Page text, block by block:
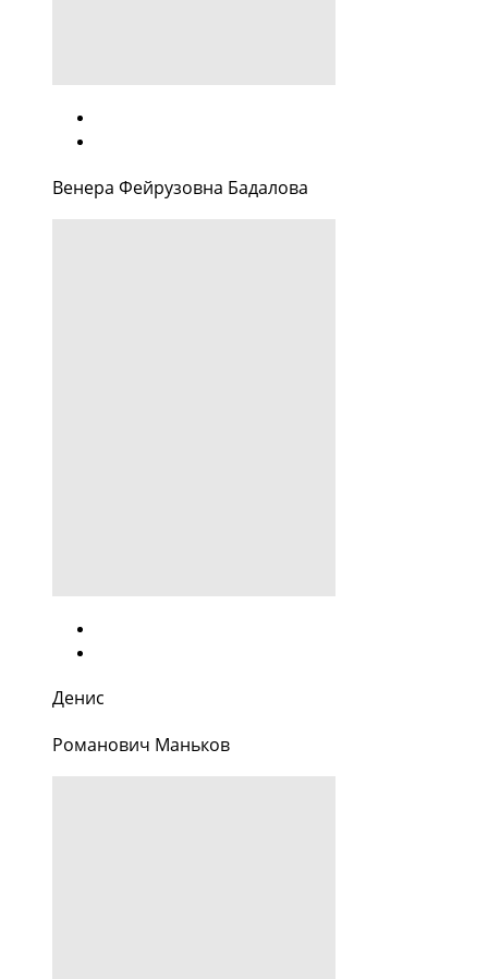
Венера Фейрузовна Бадалова
Денис
Романович Маньков